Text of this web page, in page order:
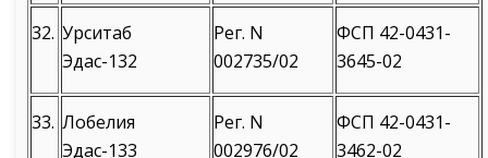
32. Урситаб
Эдас-132
Рег. N
002735/02
ФСП 42-0431-
3645-02
33. Лобелия
Эдас-133
Рег. N
002976/02
ФСП 42-0431-
3462-02